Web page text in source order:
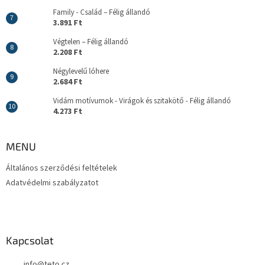
Family - Család – Félig állandó
3.891 Ft
Végtelen – Félig állandó
2.208 Ft
Négylevelű lóhere
2.684 Ft
Vidám motívumok - Virágok és szitakötő - Félig állandó
4.273 Ft
MENU
Általános szerződési feltételek
Adatvédelmi szabályzatot
Kapcsolat